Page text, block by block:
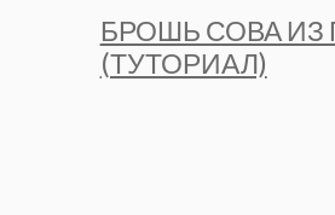
БРОШЬ СОВА
(ТУТОРИАЛ)